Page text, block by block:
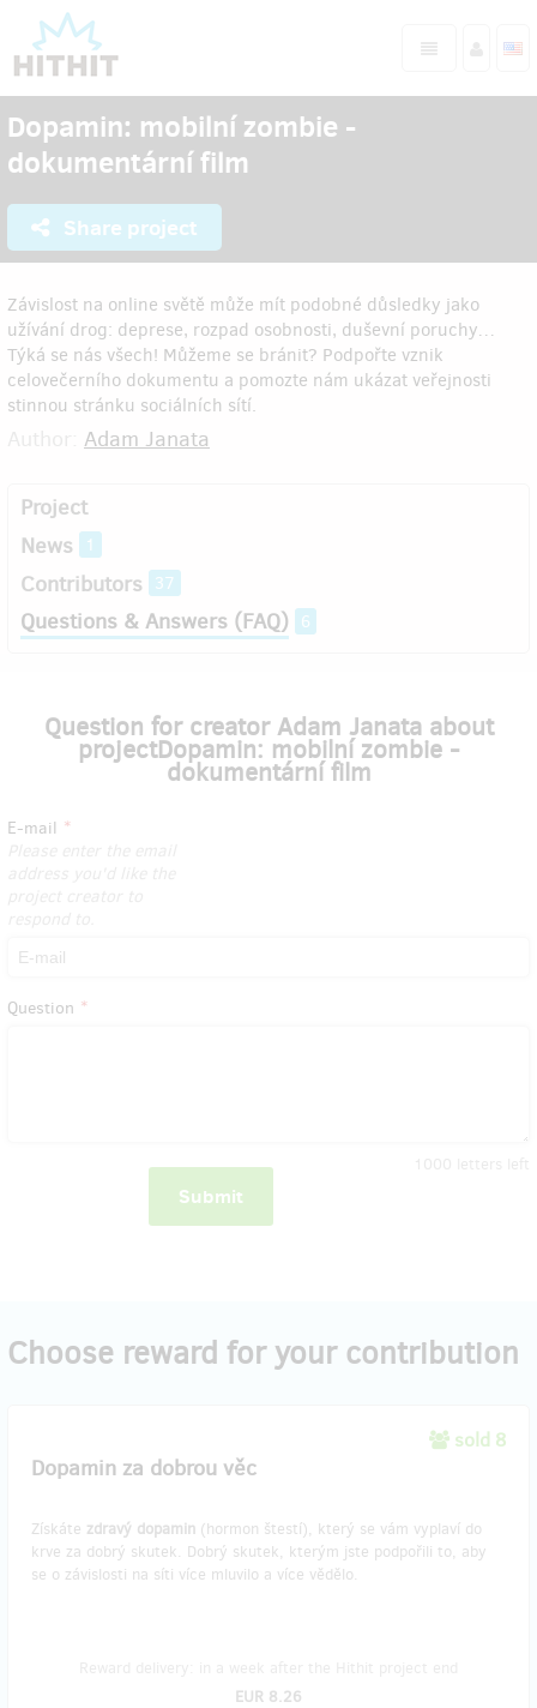
Dopamin: mobilní zombie -
dokumentární film
Share project
Závislost na online světě může mít podobné důsledky jako
užívání drog: deprese, rozpad osobnosti, duševní poruchy…
Týká se nás všech! Můžeme se bránit? Podpořte vznik
celovečerního dokumentu a pomozte nám ukázat veřejnosti
stinnou stránku sociálních sítí.
Adam Janata
Project
News
1
Contributors 37
Questions & Answers (FAQ) 6
Question for creator Adam Janata about
projectDopamin: mobilní zombie -
dokumentární film
E-mail
Question
Submit
Choose reward for your contribution
sold 8
Dopamin za dobrou věc
Získáte zdravý dopamin (hormon štestí), který se vám vyplaví do
krve za dobrý skutek. Dobrý skutek, kterým jste podpořili to, aby
se o závislosti na síti více mluvilo a více vědělo.
EUR 8.26